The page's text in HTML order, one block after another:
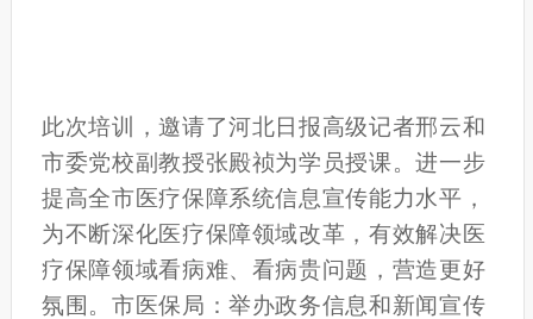
此次培训，邀请了河北日报高级记者邢云和
市委党校副教授张殿祯为学员授课。进一步
提高全市医疗保障系统信息宣传能力水平，
为不断深化医疗保障领域改革，有效解决医
疗保障领域看病难、看病贵问题，营造更好
氛围。市医保局：举办政务信息和新闻宣传